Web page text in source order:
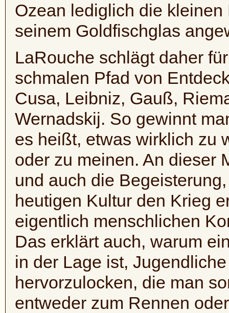
Ozean lediglich die
seinem Goldfischglas
LaRouche schlägt daher
schmalen Pfad von
Cusa, Leibniz, Gauß,
Wernadskij. So gewinnt
es heißt, etwas wirklich zu
oder zu meinen. An dieser
und auch die
heutigen Kultur den Krieg
eigentlich menschlichen
Das erklärt auch, warum
in der Lage ist,
hervorzulocken, die man
entweder zum Rennen